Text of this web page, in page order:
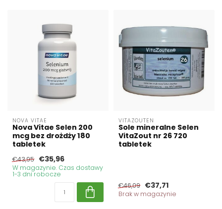
NOVA VITAE
Nova Vitae Selen 200
mcg bez drożdży 180
tabletek
€43,95 €35,96
W magazynie. Czas dostawy
1-3 dni robocze
VITAZOUTEN
Sole mineralne Selen
VitaZout nr 26 720
tabletek
€46,09 €37,71
Brak w magazynie